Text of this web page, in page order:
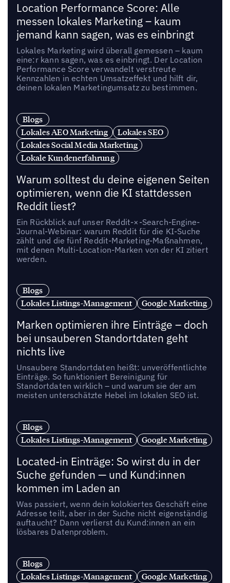
Location Performance Score: Alle
messen lokales Marketing – kaum
jemand kann sagen, was es einbringt
Lokales Marketing wird überall gemessen – kaum
eine:r kann sagen, was es einbringt. Der Location
Performance Score verwandelt verstreute
Kennzahlen in echten Umsatzeffekt und hilft dir,
deinen lokalen Marketingumsatz zu bestimmen.
Blogs
Lokales AEO Marketing
Lokales SEO
Lokales Social Media Marketing
Lokale Kundenerfahrung
Warum solltest du deine eigenen Seiten
optimieren, wenn die KI stattdessen
Reddit liest?
Ein Rückblick auf unser Reddit-×-Search-Engine-
Journal-Webinar: warum Reddit für die KI-Suche
zählt und die fünf Reddit-Marketing-Maßnahmen,
mit denen Multi-Location-Marken von der KI zitiert
werden.
Blogs
Lokales Listings-Management
Google Marketing
Marken optimieren ihre Einträge – doch
bei unsauberen Standortdaten geht
nichts live
Unsaubere Standortdaten heißt: unveröffentlichte
Einträge. So funktioniert Bereinigung für
Standortdaten wirklich – und warum sie der am
meisten unterschätzte Hebel im lokalen SEO ist.
Blogs
Lokales Listings-Management
Google Marketing
Located-in Einträge: So wirst du in der
Suche gefunden — und Kund:innen
kommen im Laden an
Was passiert, wenn dein kolokiertes Geschäft eine
Adresse teilt, aber in der Suche nicht eigenständig
auftaucht? Dann verlierst du Kund:innen an ein
lösbares Datenproblem.
Blogs
Lokales Listings-Management
Google Marketing